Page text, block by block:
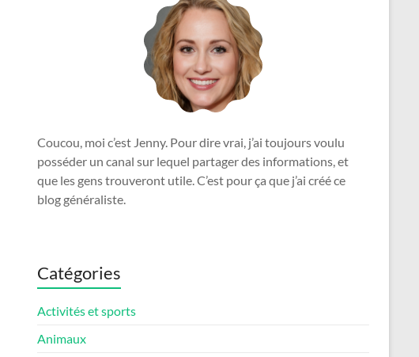
Coucou, moi c’est Jenny. Pour dire vrai, j’ai toujours voulu
posséder un canal sur lequel partager des informations, et
que les gens trouveront utile. C’est pour ça que j’ai créé ce
blog généraliste.
Catégories
Activités et sports
Animaux